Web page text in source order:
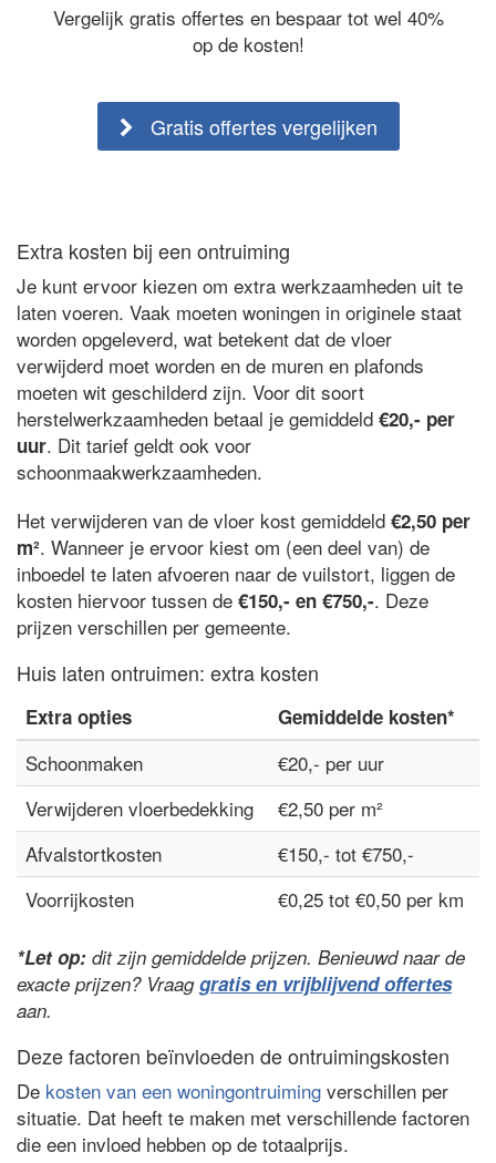
Vergelijk gratis offertes en bespaar tot wel 40%
op de kosten!
Gratis offertes vergelijken
Extra kosten bij een ontruiming
Je kunt ervoor kiezen om extra werkzaamheden uit te
laten voeren. Vaak moeten woningen in originele staat
worden opgeleverd, wat betekent dat de vloer
verwijderd moet worden en de muren en plafonds
moeten wit geschilderd zijn. Voor dit soort
herstelwerkzaamheden betaal je gemiddeld €20,- per
uur. Dit tarief geldt ook voor
schoonmaakwerkzaamheden.
Het verwijderen van de vloer kost gemiddeld €2,50 per
m². Wanneer je ervoor kiest om (een deel van) de
inboedel te laten afvoeren naar de vuilstort, liggen de
kosten hiervoor tussen de €150,- en €750,-. Deze
prijzen verschillen per gemeente.
Huis laten ontruimen: extra kosten
Extra opties Gemiddelde kosten*
Schoonmaken
€20,- per uur
Verwijderen vloerbedekking
€2,50 per m²
Afvalstortkosten
€150,- tot €750,-
Voorrijkosten
€0,25 tot €0,50 per km
*Let op: dit zijn gemiddelde prijzen. Benieuwd naar de
exacte prijzen? Vraaggratis en vrijblijvend offertes
aan.
Deze factoren beïnvloeden de ontruimingskosten
De kosten van een woningontruiming verschillen per
situatie. Dat heeft te maken met verschillende factoren
die een invloed hebben op de totaalprijs.